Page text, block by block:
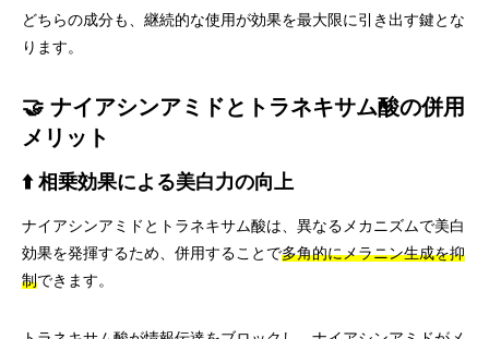
どちらの成分も、継続的な使用が効果を最大限に引き出す鍵とな
ります。
🤝 ナイアシンアミドとトラネキサム酸の併用
メリット
⬆️ 相乗効果による美白力の向上
ナイアシンアミドとトラネキサム酸は、異なるメカニズムで美白
効果を発揮するため、併用することで多角的にメラニン生成を抑
制できます。